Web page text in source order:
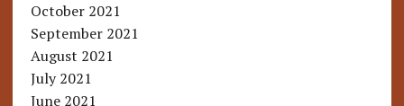
October 2021
September 2021
August 2021
July 2021
June 2021